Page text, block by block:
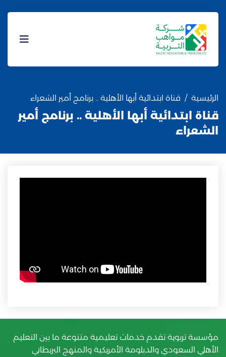
الرئيسية قناة ابتدائية أبها الأهلية .. برنامج أمير الشعراء
قناة ابتدائية أبها الأهلية .. برنامج أمير
الشعراء
مؤسسة تربوية تقدم خدمات تعليمية متنوعة ما بين التعليم
الأهلي السعودي والدبلومة الأمريكية والمنهج البريطاني